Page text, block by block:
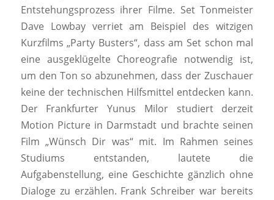
Entstehungsprozess ihrer Filme. Set Tonmeister
Dave Lowbay verriet am Beispiel des witzigen
Kurzfilms „Party Busters“, dass am Set schon mal
eine ausgeklügelte Choreografie notwendig ist,
um den Ton so abzunehmen, dass der Zuschauer
keine der technischen Hilfsmittel entdecken kann.
Der Frankfurter Yunus Milor studiert derzeit
Motion Picture in Darmstadt und brachte seinen
Film „Wünsch Dir was“ mit. Im Rahmen seines
Studiums entstanden, lautete die
Aufgabenstellung, eine Geschichte gänzlich ohne
Dialoge zu erzählen. Frank Schreiber war bereits